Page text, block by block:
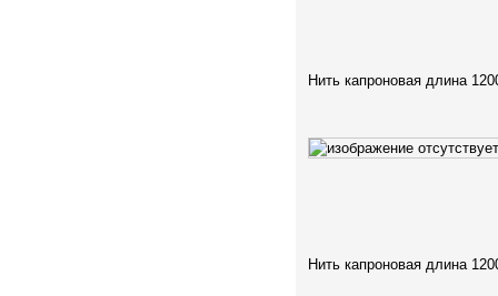
Нить капроновая длина
Нить капроновая длина